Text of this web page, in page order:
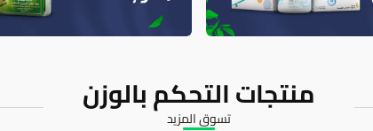
منتجات التحكم بالوزن
تسوق المزيد